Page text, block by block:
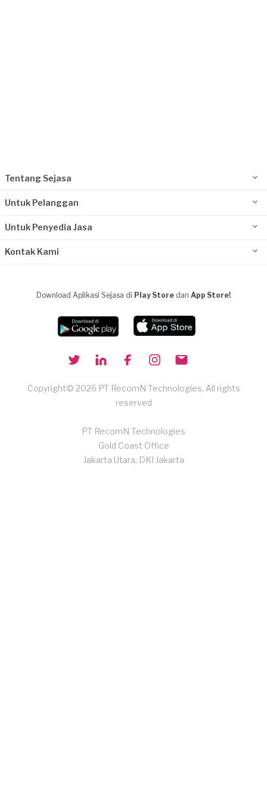
Tentang Sejasa
Untuk Pelanggan
Untuk Penyedia Jasa
Kontak Kami
Download Aplikasi Sejasa di Play Store dan App Store!
Copyright© 2026 PT RecomN Technologies, All rights
reserved
PT RecomN Technologies
Gold Coast Office
Jakarta Utara, DKI Jakarta